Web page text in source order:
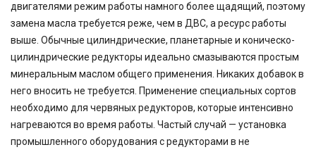
двигателями режим работы намного более щадящий, поэтому
замена масла требуется реже, чем в ДВС, а ресурс работы
выше. Обычные цилиндрические, планетарные и коническо-
цилиндрические редукторы идеально смазываются простым
минеральным маслом общего применения. Никаких добавок в
него вносить не требуется. Применение специальных сортов
необходимо для червяных редукторов, которые интенсивно
нагреваются во время работы. Частый случай — установка
промышленного оборудования с редукторами в не